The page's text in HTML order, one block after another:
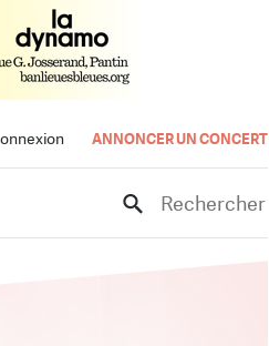
ANNONCER UN CONCERT
Rechercher